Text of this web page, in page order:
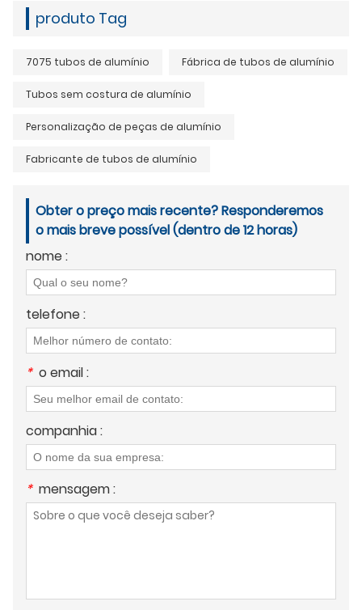
produto Tag
7075 tubos de alumínio Fábrica de tubos de alumínio
Tubos sem costura de alumínio
Personalização de peças de alumínio
Fabricante de tubos de alumínio
Obter o preço mais recente? Responderemos
o mais breve possível (dentro de 12 horas)
nome :
telefone :
* o email :
companhia :
* mensagem :